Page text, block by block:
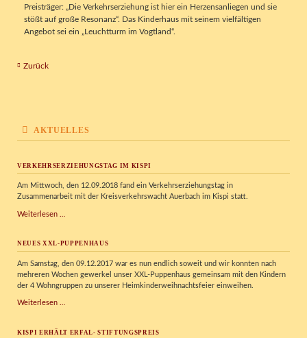
Preisträger: „Die Verkehrserziehung ist hier ein Herzensanliegen und sie
stößt auf große Resonanz“. Das Kinderhaus mit seinem vielfältigen
Angebot sei ein „Leuchtturm im Vogtland“.
Zurück
AKTUELLES
VERKEHRSERZIEHUNGSTAG IM KISPI
Am Mittwoch, den 12.09.2018 fand ein Verkehrserziehungstag in
Zusammenarbeit mit der Kreisverkehrswacht Auerbach im Kispi statt.
Weiterlesen …
NEUES XXL-PUPPENHAUS
Am Samstag, den 09.12.2017 war es nun endlich soweit und wir konnten nach
mehreren Wochen gewerkel unser XXL-Puppenhaus gemeinsam mit den Kindern
der 4 Wohngruppen zu unserer Heimkinderweihnachtsfeier einweihen.
Weiterlesen …
KISPI ERHÄLT ERFAL- STIFTUNGSPREIS